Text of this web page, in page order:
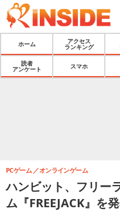
ホーム
アクセス
ランキング
読者
アンケート
スマホ
ハンビット、フリー
ム『FREEJACK』を
PCゲーム オンラインゲーム